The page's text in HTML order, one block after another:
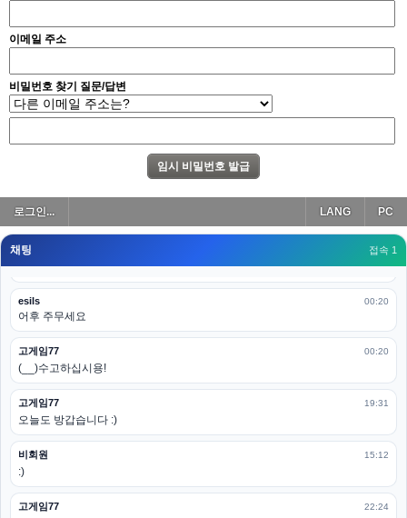
이메일 주소
비밀번호 찾기 질문/답변
로그인... PC
LANG
채팅 접속 1
고게임77 00:19
esils
아 이제 2로 돌아왔군요
esils 00:19
모바일로 보는데도 좀 불편하더라구요
고게임77 00:19
아 ㅋㅋ 내일도 심심하면 들리겠습니다. 벌써 12시가 넘었었네요
esils 00:20
어후 주무세요
고게임77 00:20
(__)수고하십시용!
고게임77 19:31
오늘도 방갑습니다 :)
비회원 15:12
:)
고게임77 22:24